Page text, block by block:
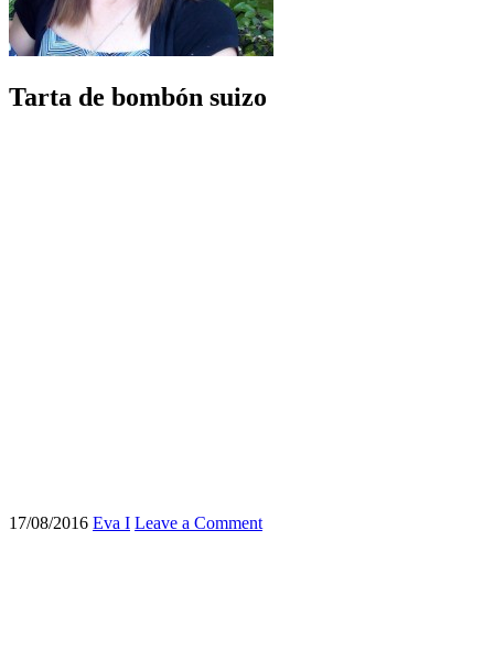
Tarta de bombón suizo
17/08/2016 Eva I Leave a Comment